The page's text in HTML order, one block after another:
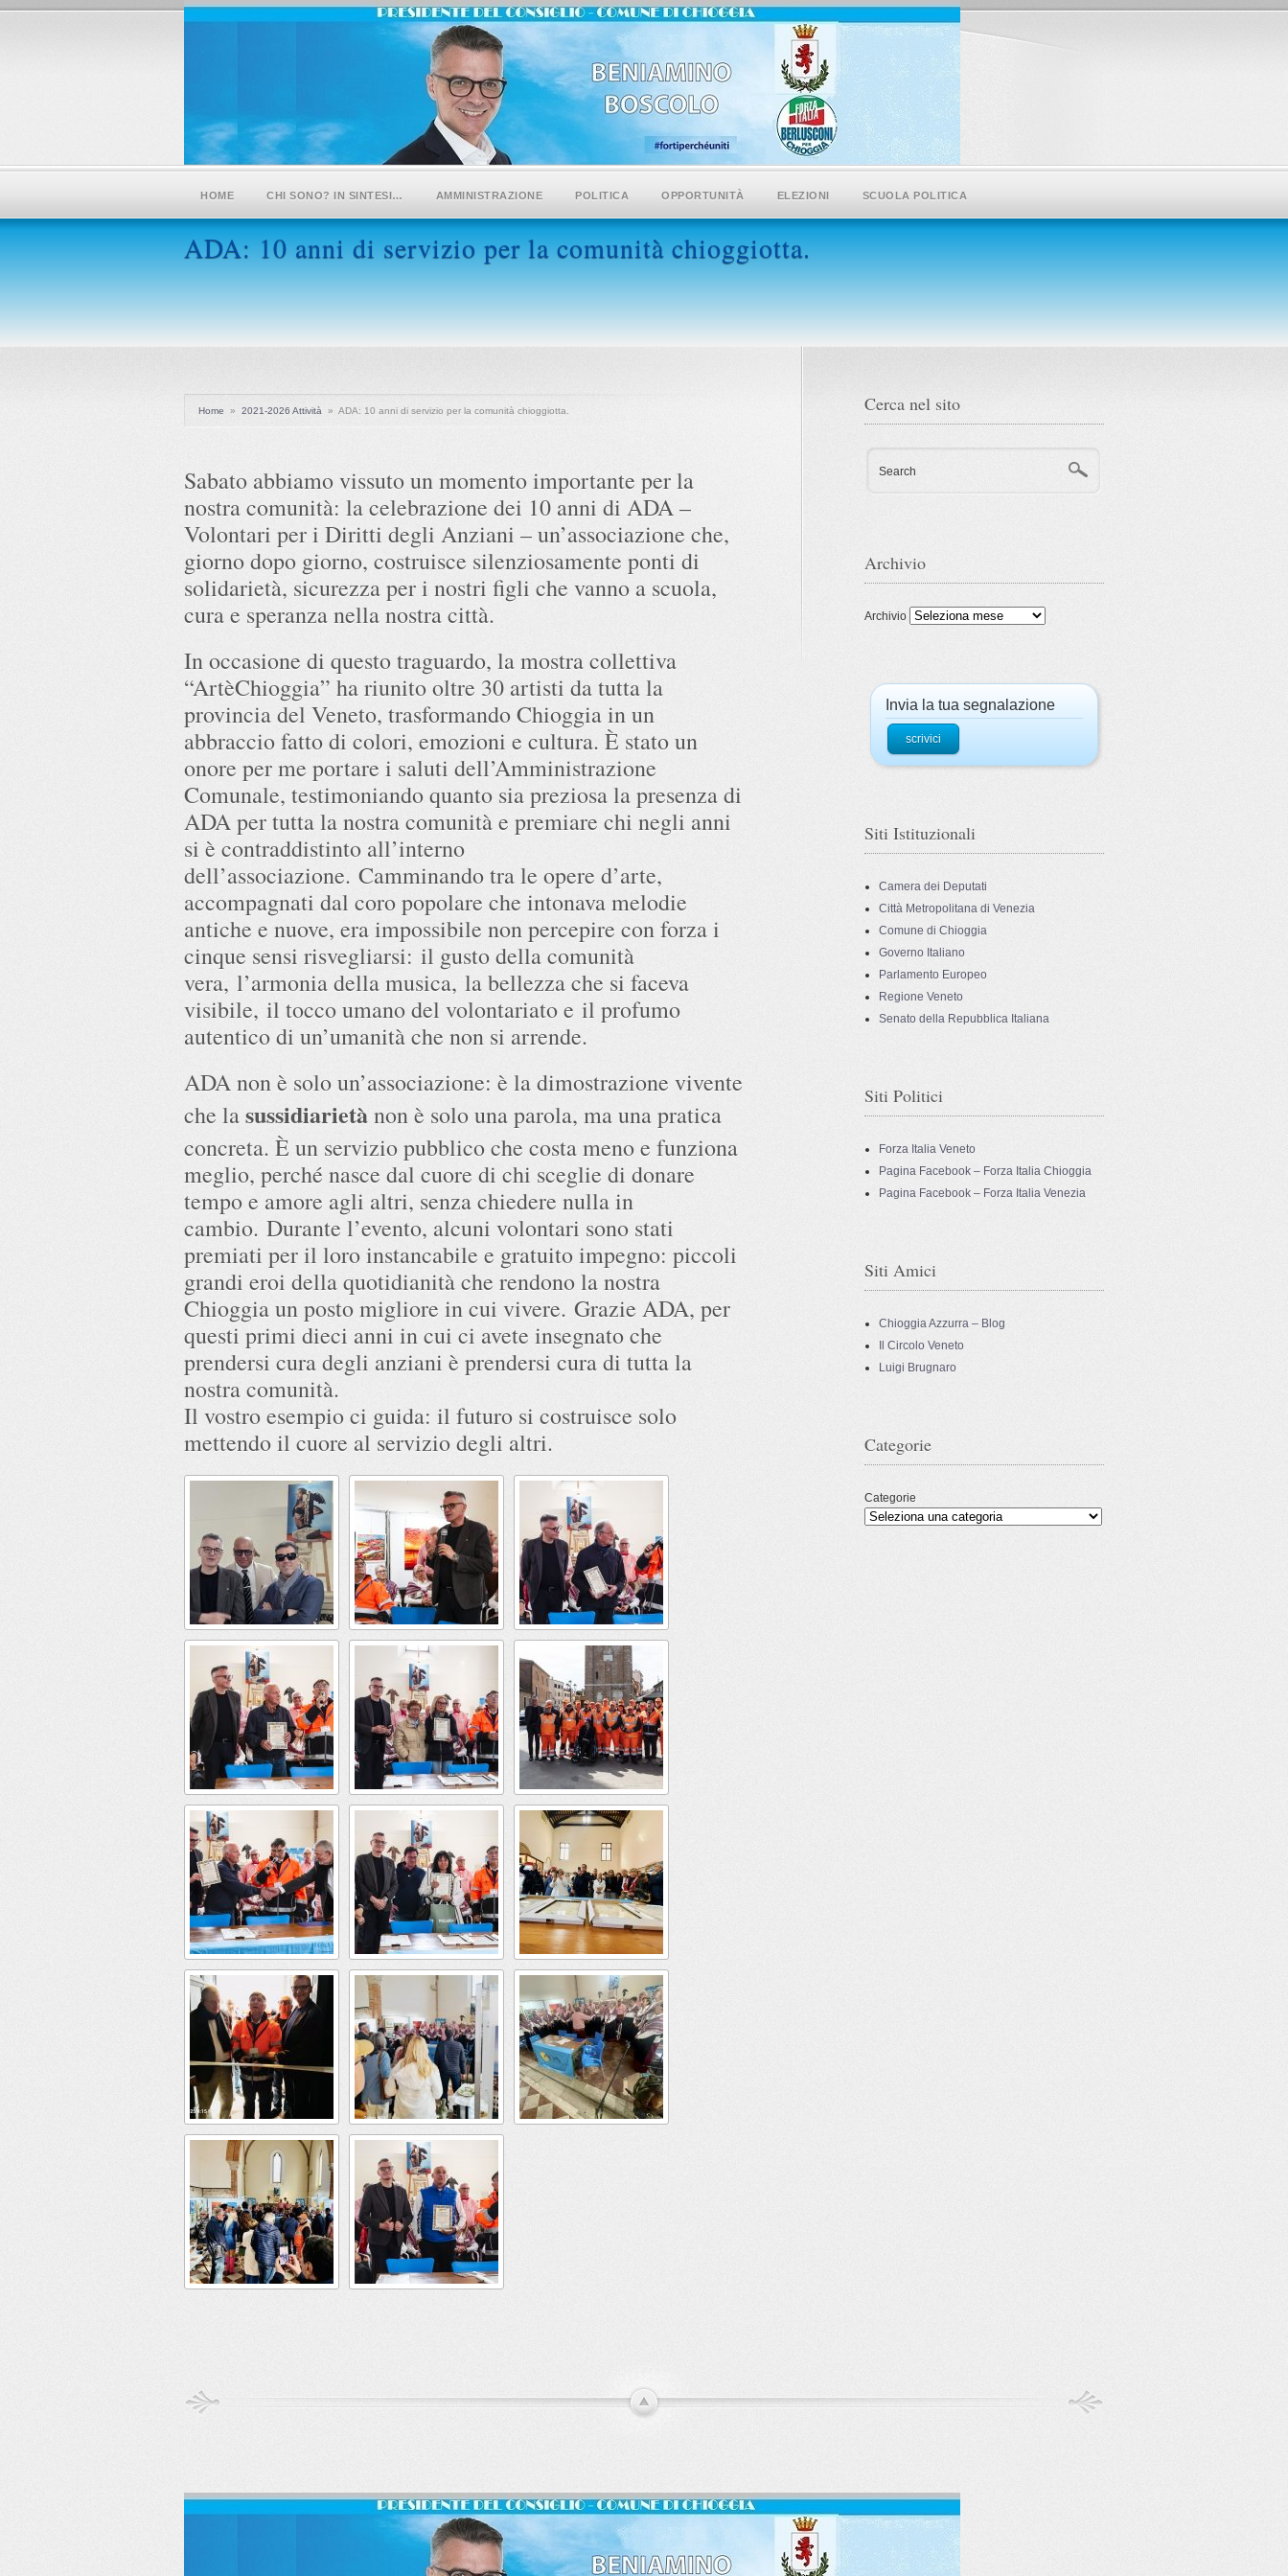
HOME CHI SONO? IN SINTESI… AMMINISTRAZIONE POLITICA OPPORTUNITÀ ELEZIONI SCUOLA POLITICA
ADA: 10 anni di servizio per la comunità chioggiotta.
Home » 2021-2026 Attività » ADA: 10 anni di servizio per la comunità chioggiotta.
Sabato abbiamo vissuto un momento importante per la
nostra comunità: la celebrazione dei 10 anni di ADA –
Volontari per i Diritti degli Anziani – un’associazione che,
giorno dopo giorno, costruisce silenziosamente ponti di
solidarietà, sicurezza per i nostri figli che vanno a scuola,
cura e speranza nella nostra città.
In occasione di questo traguardo, la mostra collettiva
“ArtèChioggia” ha riunito oltre 30 artisti da tutta la
provincia del Veneto, trasformando Chioggia in un
abbraccio fatto di colori, emozioni e cultura. È stato un
onore per me portare i saluti dell’Amministrazione
Comunale, testimoniando quanto sia preziosa la presenza di
ADA per tutta la nostra comunità e premiare chi negli anni
si è contraddistinto all’interno
dell’associazione. Camminando tra le opere d’arte,
accompagnati dal coro popolare che intonava melodie
antiche e nuove, era impossibile non percepire con forza i
cinque sensi risvegliarsi: il gusto della comunità
vera, l’armonia della musica, la bellezza che si faceva
visibile, il tocco umano del volontariato e il profumo
autentico di un’umanità che non si arrende.
ADA non è solo un’associazione: è la dimostrazione vivente
che lasussidiarietànon è solo una parola, ma una pratica
concreta. È un servizio pubblico che costa meno e funziona
meglio, perché nasce dal cuore di chi sceglie di donare
tempo e amore agli altri, senza chiedere nulla in
cambio. Durante l’evento, alcuni volontari sono stati
premiati per il loro instancabile e gratuito impegno: piccoli
grandi eroi della quotidianità che rendono la nostra
Chioggia un posto migliore in cui vivere. Grazie ADA, per
questi primi dieci anni in cui ci avete insegnato che
prendersi cura degli anziani è prendersi cura di tutta la
nostra comunità.
Il vostro esempio ci guida: il futuro si costruisce solo
mettendo il cuore al servizio degli altri.
Cerca nel sito
Search
Archivio
Archivio
Invia la tua segnalazione
scrivici
Siti Istituzionali
Camera dei Deputati
Città Metropolitana di Venezia
Comune di Chioggia
Governo Italiano
Parlamento Europeo
Regione Veneto
Senato della Repubblica Italiana
Siti Politici
Forza Italia Veneto
Pagina Facebook – Forza Italia Chioggia
Pagina Facebook – Forza Italia Venezia
Siti Amici
Chioggia Azzurra – Blog
Il Circolo Veneto
Luigi Brugnaro
Categorie
Categorie